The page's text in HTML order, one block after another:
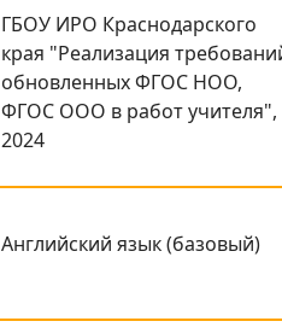
ГБОУ ИРО Краснодарского
края "Реализация
обновленных ФГОС НОО,
ФГОС ООО в работ учителя",
2024
Английский язык (базовый)